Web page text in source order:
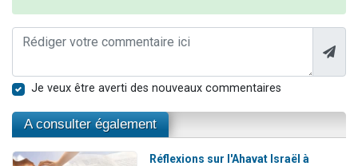
Je veux être averti des nouveaux commentaires
A consulter également
Réflexions sur l'Ahavat Israël à